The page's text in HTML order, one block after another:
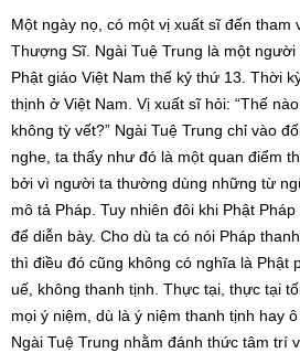
Một ngày nọ, có một vị xuất sĩ đến tham
Thượng Sĩ. Ngài Tuệ Trung là một
Phật giáo Việt Nam thế kỷ thứ 13. Thời
thịnh ở Việt Nam. Vị xuất sĩ hỏi: “Thế
không tỳ vết?” Ngài Tuệ Trung chỉ vào
nghe, ta thấy như đó là một quan điểm
bởi vì người ta thường dùng những từ
mô tả Pháp. Tuy nhiên đôi khi Phật
để diễn bày. Cho dù ta có nói Pháp
thì điều đó cũng không có nghĩa là Phật
uế, không thanh tịnh. Thực tại, thực tại
mọi ý niệm, dù là ý niệm thanh tịnh hay
Ngài Tuệ Trung nhằm đánh thức tâm trí